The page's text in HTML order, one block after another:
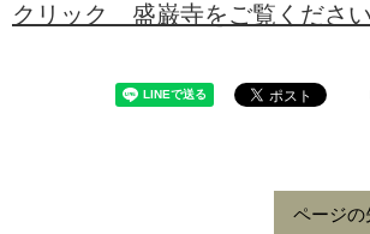
クリック 盛巌寺をご覧ください
ページの